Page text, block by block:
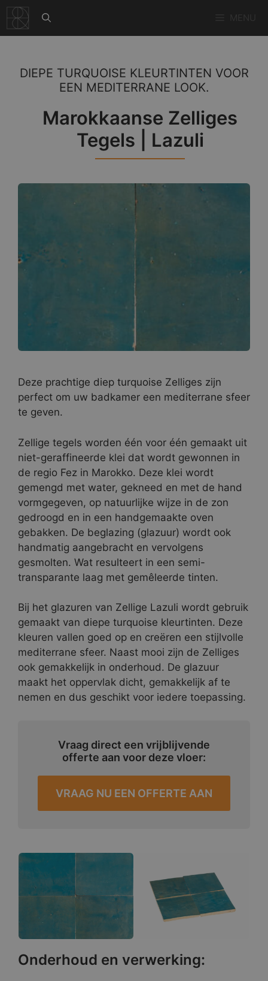
naar
de
DIEPE TURQUOISE KLEURTINTEN VOOR
EEN MEDITERRANE LOOK.
Marokkaanse Zelliges
Tegels | Lazuli
Deze prachtige diep turquoise Zelliges zijn
perfect om uw badkamer een mediterrane sfeer
te geven.
Zellige tegels worden één voor één gemaakt uit
niet-geraffineerde klei dat wordt gewonnen in
de regio Fez in Marokko. Deze klei wordt
gemengd met water, gekneed en met de hand
vormgegeven, op natuurlijke wijze in de zon
gedroogd en in een handgemaakte oven
gebakken. De beglazing (glazuur) wordt ook
handmatig aangebracht en vervolgens
gesmolten. Wat resulteert in een semi-
transparante laag met gemêleerde tinten.
Bij het glazuren van Zellige Lazuli wordt gebruik
gemaakt van diepe turquoise kleurtinten. Deze
kleuren vallen goed op en creëren een stijlvolle
mediterrane sfeer. Naast mooi zijn de Zelliges
ook gemakkelijk in onderhoud. De glazuur
maakt het oppervlak dicht, gemakkelijk af te
nemen en dus geschikt voor iedere toepassing.
Vraag direct een vrijblijvende
offerte aan voor deze vloer:
VRAAG NU EEN OFFERTE AAN
Onderhoud en verwerking: